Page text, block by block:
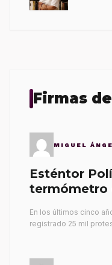
Firmas
MIGUEL
Esténtor
termómetro
En los últimos cinco
registrado 25 mil